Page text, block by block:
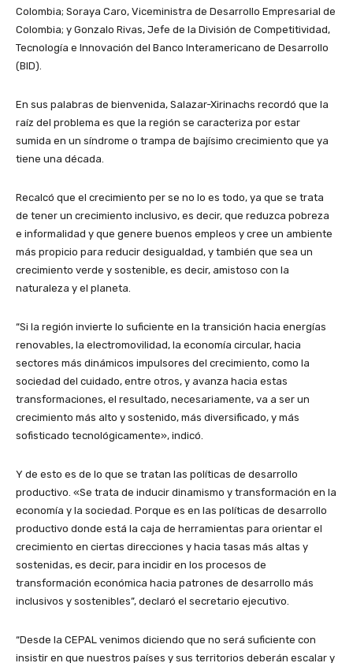
Colombia; Soraya Caro, Viceministra de Desarrollo Empresarial de
Colombia; y Gonzalo Rivas, Jefe de la División de Competitividad,
Tecnología e Innovación del Banco Interamericano de Desarrollo
(BID).
En sus palabras de bienvenida, Salazar-Xirinachs recordó que la
raíz del problema es que la región se caracteriza por estar
sumida en un síndrome o trampa de bajísimo crecimiento que ya
tiene una década.
Recalcó que el crecimiento per se no lo es todo, ya que se trata
de tener un crecimiento inclusivo, es decir, que reduzca pobreza
e informalidad y que genere buenos empleos y cree un ambiente
más propicio para reducir desigualdad, y también que sea un
crecimiento verde y sostenible, es decir, amistoso con la
naturaleza y el planeta.
“Si la región invierte lo suficiente en la transición hacia energías
renovables, la electromovilidad, la economía circular, hacia
sectores más dinámicos impulsores del crecimiento, como la
sociedad del cuidado, entre otros, y avanza hacia estas
transformaciones, el resultado, necesariamente, va a ser un
crecimiento más alto y sostenido, más diversificado, y más
sofisticado tecnológicamente», indicó.
Y de esto es de lo que se tratan las políticas de desarrollo
productivo. «Se trata de inducir dinamismo y transformación en la
economía y la sociedad. Porque es en las políticas de desarrollo
productivo donde está la caja de herramientas para orientar el
crecimiento en ciertas direcciones y hacia tasas más altas y
sostenidas, es decir, para incidir en los procesos de
transformación económica hacia patrones de desarrollo más
inclusivos y sostenibles”, declaró el secretario ejecutivo.
“Desde la CEPAL venimos diciendo que no será suficiente con
insistir en que nuestros países y sus territorios deberán escalar y